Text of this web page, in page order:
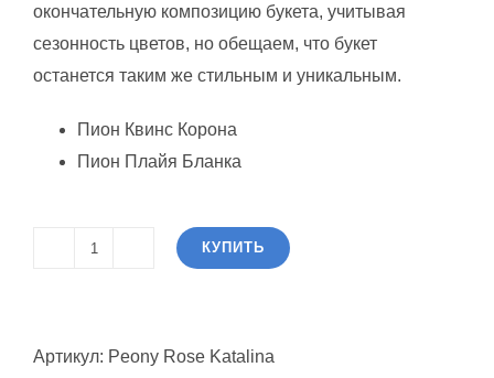
окончательную композицию букета, учитывая
сезонность цветов, но обещаем, что букет
останется таким же стильным и уникальным.
Пион Квинс Корона
Пион Плайя Бланка
Количество
Пионовидная
КУПИТЬ
Артикул: Peony Rose Katalina